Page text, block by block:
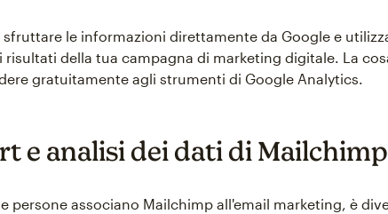
le informazioni direttamente da Google e
risultati della tua campagna di marketing digitale. La
gratuitamente agli strumenti di Google Analytics.
e analisi dei dati di Mailchimp
persone associano Mailchimp all'email marketing, è